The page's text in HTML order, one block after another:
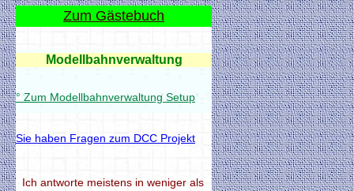
Zum Gästebuch
Modellbahnverwaltung
° Zum Modellbahnverwaltung Setup
Sie haben Fragen zum DCC Projekt
Ich antworte meistens in weniger als
Modellbahnverwaltung
° Zum Modellbahnverwaltung Setup